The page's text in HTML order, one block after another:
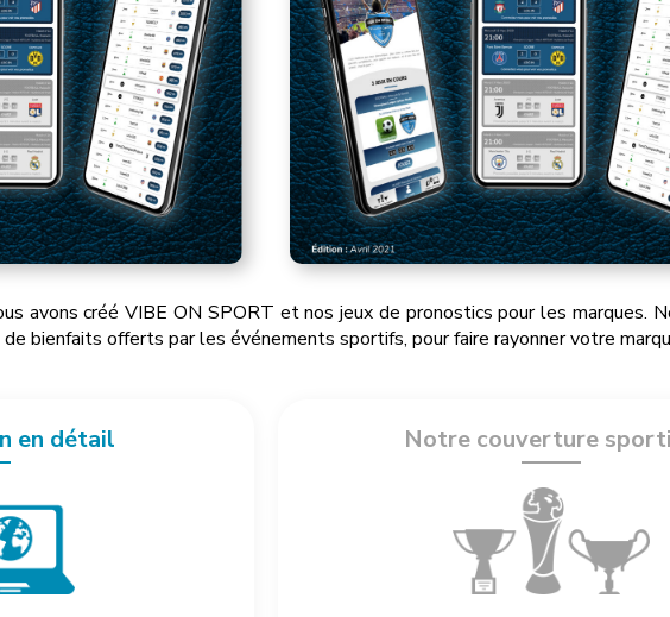
avons créé VIBE ON SPORT et nos jeux de pronostics pour les marques.
bienfaits offerts par les événements sportifs, pour faire rayonner votre
en détail Notre couverture